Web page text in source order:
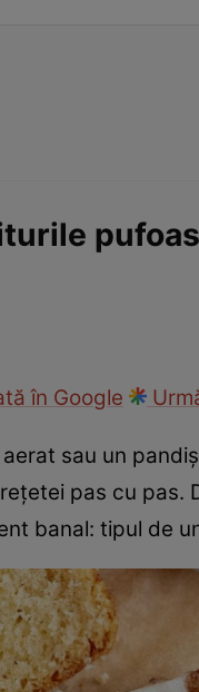
în Google
aerat sau un
pas cu pas.
banal: tipul de